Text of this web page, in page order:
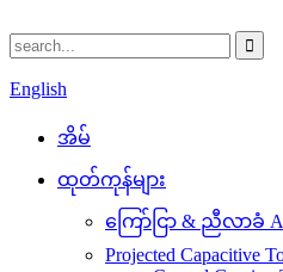
English
အိမ်
ထုတ်ကုန်များ
ကြော်ငြာ & ညီလာခံ
Projected Capacitive